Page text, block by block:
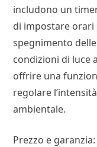
includono un
di impostare orari
spegnimento
condizioni di luce
offrire una
regolare
ambientale.
Prezzo e garanzia: